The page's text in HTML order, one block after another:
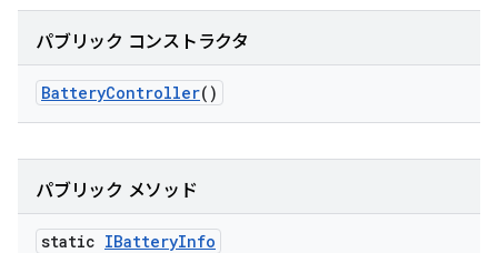
パブリック コンストラクタ
BatteryController()
パブリック メソッド
static IBatteryInfo